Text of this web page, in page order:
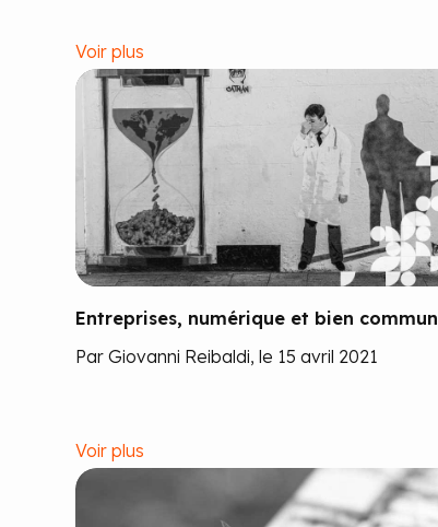
Voir plus
Entreprises, numérique et bien commun
Par Giovanni Reibaldi, le 15 avril 2021
Voir plus